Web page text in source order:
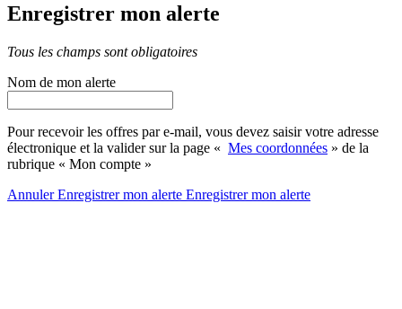
Enregistrer mon alerte
Tous les champs sont obligatoires
Nom de mon alerte
Pour recevoir les offres par e-mail, vous devez saisir votre adresse
électronique et la valider sur la page « Mes coordonnées » de la
rubrique « Mon compte »
AnnulerEnregistrer mon alerte Enregistrermon alerte